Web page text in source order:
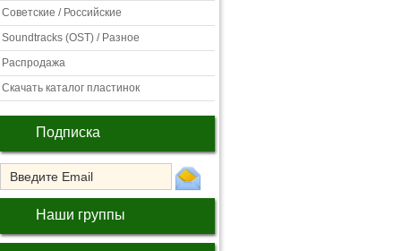
Советские / Российские
Soundtracks (OST) / Разное
Распродажа
Скачать каталог пластинок
Подписка
Наши группы